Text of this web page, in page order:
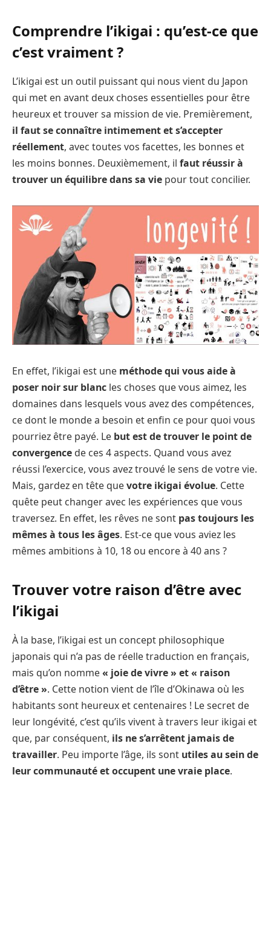
Comprendre l’ikigai : qu’est-ce que
c’est vraiment ?
L’ikigai est un outil puissant qui nous vient du Japon
qui met en avant deux choses essentielles pour être
heureux et trouver sa mission de vie. Premièrement,
il faut se connaître intimement et s’accepter
réellement, avec toutes vos facettes, les bonnes et
les moins bonnes. Deuxièmement, il faut réussir à
trouver un équilibre dans sa vie pour tout concilier.
En effet, l’ikigai est une méthode qui vous aide à
poser noir sur blanc les choses que vous aimez, les
domaines dans lesquels vous avez des compétences,
ce dont le monde a besoin et enfin ce pour quoi vous
pourriez être payé. Le but est de trouver le point de
convergence de ces 4 aspects. Quand vous avez
réussi l’exercice, vous avez trouvé le sens de votre vie.
Mais, gardez en tête quevotre ikigai évolue. Cette
quête peut changer avec les expériences que vous
traversez. En effet, les rêves ne sont pas toujours les
mêmes à tous les âges. Est-ce que vous aviez les
mêmes ambitions à 10, 18 ou encore à 40 ans ?
Trouver votre raison d’être avec
l’ikigai
À la base, l’ikigai est un concept philosophique
japonais qui n’a pas de réelle traduction en français,
mais qu’on nomme« joie de vivre » et « raison
d’être ». Cette notion vient de l’île d’Okinawa où les
habitants sont heureux et centenaires ! Le secret de
leur longévité, c’est qu’ils vivent à travers leur ikigai et
que, par conséquent, ils ne s’arrêtent jamais de
travailler. Peu importe l’âge, ils sont utiles au sein de
leur communauté et occupent une vraie place.